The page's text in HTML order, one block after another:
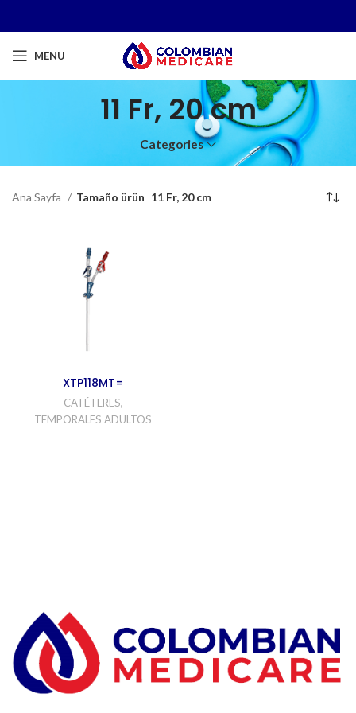
MENU
11 Fr, 20 cm
Categories
Ana Sayfa Tamaño ürün 11 Fr, 20 cm
XTP118MT=
CATÉTERES,
TEMPORALES ADULTOS